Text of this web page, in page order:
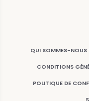
QUI SOMMES-NOUS
CONDITIONS
POLITIQUE DE